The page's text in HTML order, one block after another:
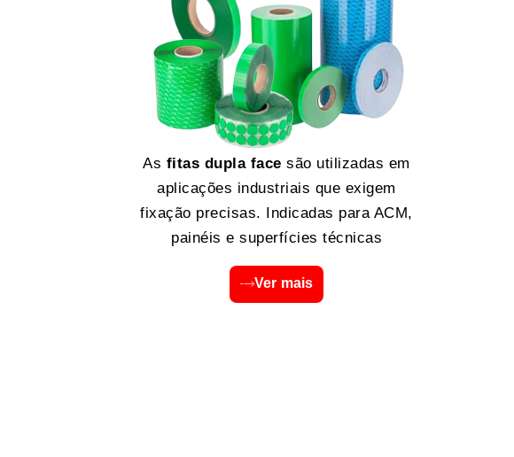
As fitas dupla face são utilizadas em
aplicações industriais que exigem
fixação precisas. Indicadas para ACM,
painéis e superfícies técnicas
Ver mais